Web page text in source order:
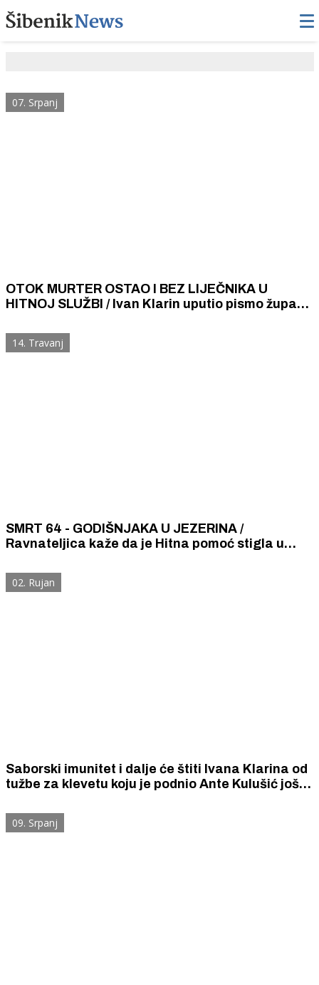
07. Srpanj
OTOK MURTER OSTAO I BEZ LIJEČNIKA U
HITNOJ SLUŽBI / Ivan Klarin uputio pismo županu
da obmanjuje javnost
14. Travanj
SMRT 64 - GODIŠNJAKA U JEZERINA /
Ravnateljica kaže da je Hitna pomoć stigla u
zna koji put laže
02. Rujan
Saborski imunitet i dalje će štiti Ivana Klarina od
tužbe za klevetu koju je podnio Ante Kulušić još
09. Srpanj